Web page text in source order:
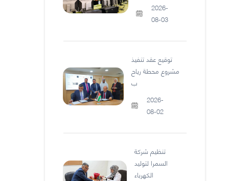
2026-
08-03
توقيع عقد تنفيذ
مشروع محطة رياح
ب
2026-
08-02
تنظيم شركة
السمرا لتوليد
الكهرباء